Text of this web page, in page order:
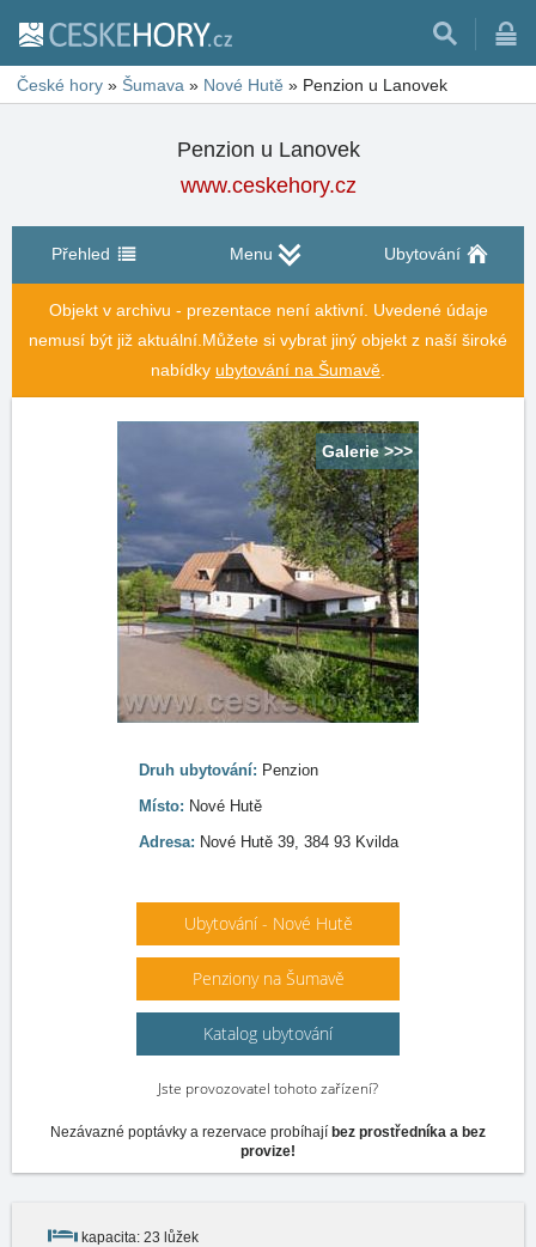
České hory » Šumava » Nové Hutě » Penzion u Lanovek
Penzion u Lanovek
www.ceskehory.cz
Přehled Menu Ubytování
Objekt v archivu - prezentace není aktivní. Uvedené údaje
nemusí být již aktuální. Můžete si vybrat jiný objekt z naší široké
nabídky ubytování na Šumavě
Galerie >>>
Druh ubytování: Penzion
Místo: Nové Hutě
Adresa: Nové Hutě 39, 384 93 Kvilda
Ubytování - Nové Hutě
Penziony na Šumavě
Katalog ubytování
Jste provozovatel tohoto zařízení?
Nezávazné poptávky a rezervace probíhají bez prostředníka a bez
provize!
kapacita: 23 lůžek